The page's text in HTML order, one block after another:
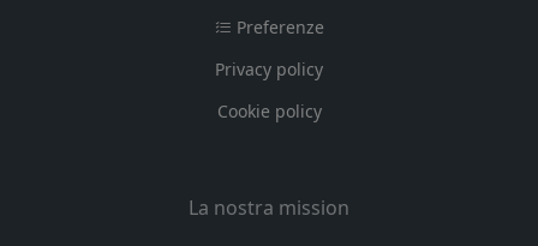
Preferenze
Privacy policy
Cookie policy
La nostra mission